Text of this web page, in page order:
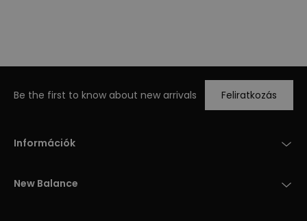
Be the first to know about new arrivals Feliratkozás
Információk
New Balance